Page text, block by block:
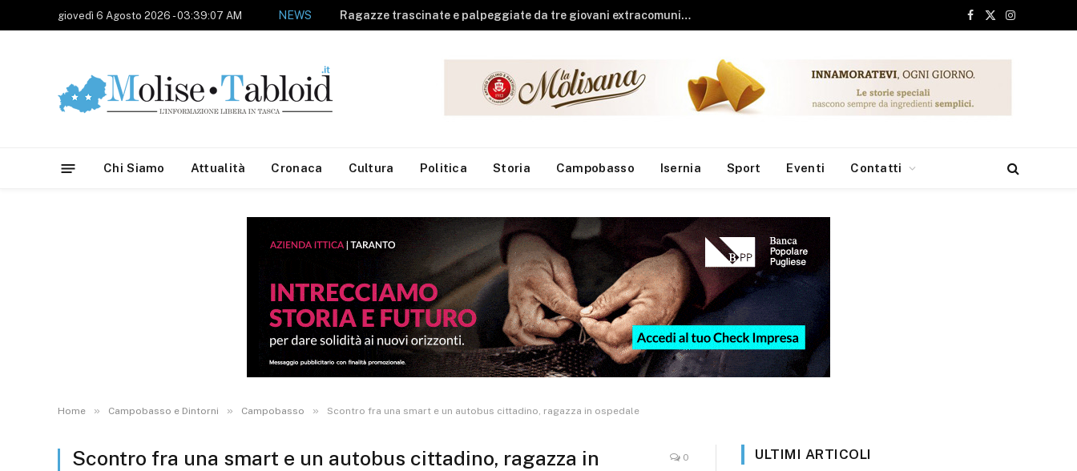
giovedì 6 Agosto 2026 - 03:39:07 AM NEWS Guardia di Finanza, arrivano sei neo finanzieri al Reparto Aeronavale di Termoli
Facebook
X
Instagram
Chi Siamo Attualità Cronaca Cultura Politica Storia Campobasso Isernia Sport Eventi Contatti
Home » Campobasso e Dintorni » Campobasso » Scontro fra una smart e un autobus cittadino, ragazza in ospedale
Scontro fra una smart e un autobus cittadino, ragazza in
0 ULTIMI ARTICOLI